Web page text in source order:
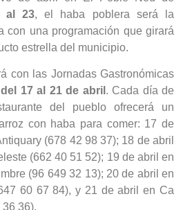
al 23, el haba poblera será la
con una programación que girará
estrella del municipio.
con las Jornadas Gastronómicas
del 17 al 21 de abril . Cada día de
del pueblo ofrecerá un
con haba para comer: 17 de
(678 42 98 37); 18 de abril
(662 40 51 52); 19 de abril en
(96 649 32 13); 20 de abril en
60 67 84), y 21 de abril en Ca
36).